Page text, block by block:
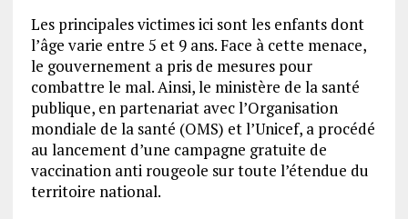
Les principales victimes ici sont les enfants dont
l’âge varie entre 5 et 9 ans. Face à cette menace,
le gouvernement a pris de mesures pour
combattre le mal. Ainsi, le ministère de la santé
publique, en partenariat avec l’Organisation
mondiale de la santé (OMS) et l’Unicef, a procédé
au lancement d’une campagne gratuite de
vaccination anti rougeole sur toute l’étendue du
territoire national.